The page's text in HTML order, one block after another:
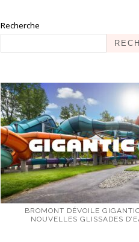
Recherche
BROMONT DÉVOILE
NOUVELLES GLISSADES